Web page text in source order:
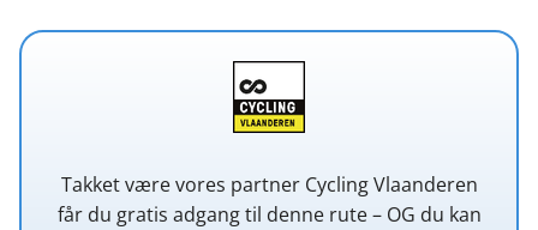
Takket være vores partner Cycling Vlaanderen
får du gratis adgang til denne rute – OG du kan